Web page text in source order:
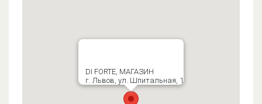
DI FORTE, МАГАЗИН
г. Львов, ул. Шпитальная, 1